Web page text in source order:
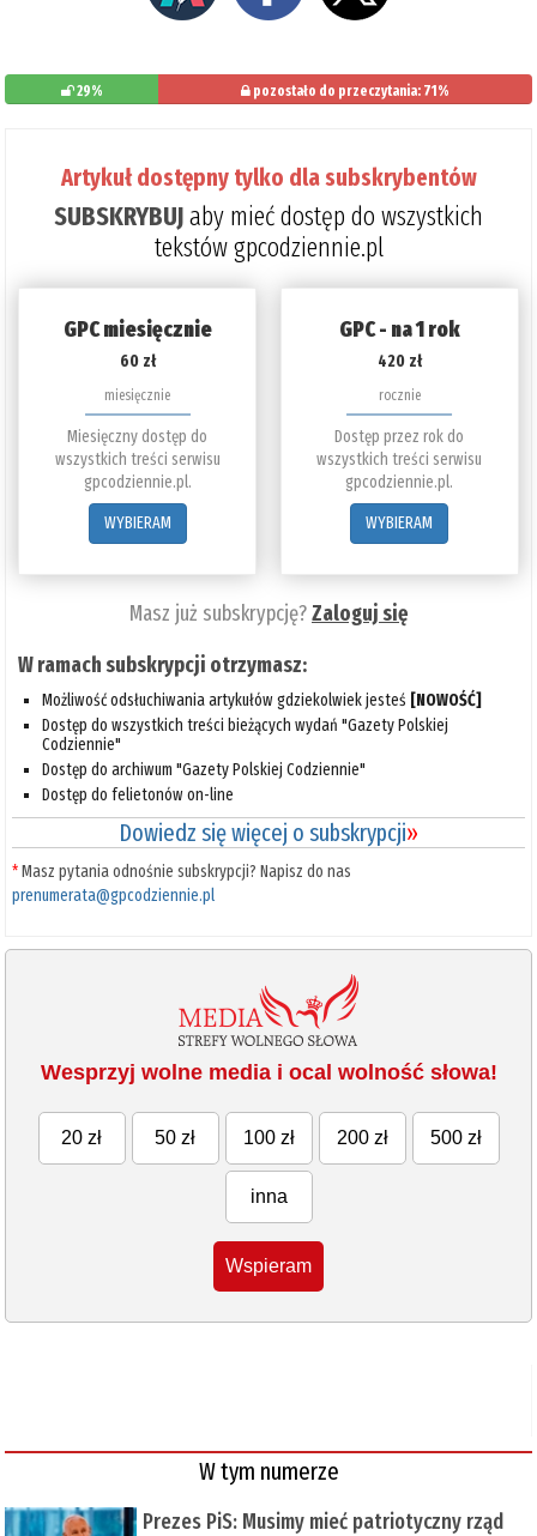
29% pozostało do przeczytania: 71%
Artykuł dostępny tylko dla subskrybentów
SUBSKRYBUJaby mieć dostęp do wszystkich
tekstów gpcodziennie.pl
GPC miesięcznie
60 zł
miesięcznie
Miesięczny dostęp do
wszystkich treści serwisu
gpcodziennie.pl.
WYBIERAM
GPC - na 1 rok
420 zł
rocznie
Dostęp przez rok do
wszystkich treści serwisu
gpcodziennie.pl.
WYBIERAM
Masz już subskrypcję?Zaloguj się
W ramach subskrypcji otrzymasz:
Możliwość odsłuchiwania artykułów gdziekolwiek jesteś [NOWOŚĆ]
Dostęp do wszystkich treści bieżących wydań "Gazety Polskiej
Codziennie"
Dostęp do archiwum "Gazety Polskiej Codziennie"
Dostęp do felietonów on-line
Dowiedz się więcej o subskrypcji»
*Masz pytania odnośnie subskrypcji? Napisz do nas
prenumerata@gpcodziennie.pl
Wesprzyj wolne media i ocal wolność słowa!
20 zł 50 zł 100 zł 200 zł 500 zł
inna
Wspieram
W tym numerze
Prezes PiS: Musimy mieć patriotyczny rząd